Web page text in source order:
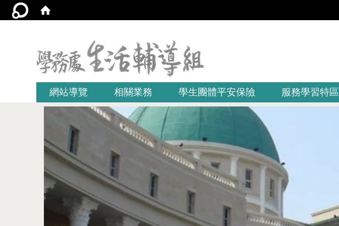
網站導覽 相關業務 學生團體平安保險 服務學習特區